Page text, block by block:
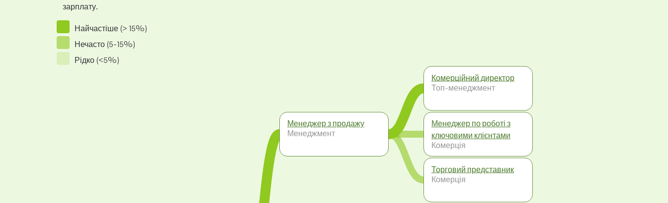
зарплату.
Найчастіше (> 15%)
Нечасто (5-15%)
Рідко (<5%)
Менеджер з продажу
Менеджмент
Комерційний директор
Топ-менеджмент
Менеджер по роботі з
ключовими клієнтами
Комерція
Торговий представник
Комерція